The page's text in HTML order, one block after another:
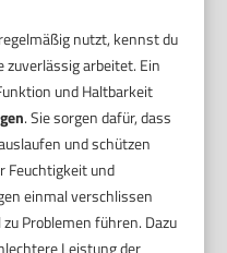
nutzt, kennst du
zuverlässig arbeitet. Ein
und Haltbarkeit
. Sie sorgen dafür, dass
und schützen
Feuchtigkeit und
einmal verschlissen
Problemen führen. Dazu
Leistung der